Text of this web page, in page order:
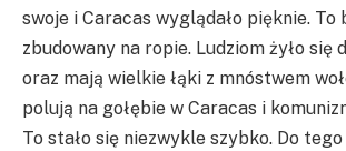
swoje i Caracas wyglądało pięknie. To
zbudowany na ropie. Ludziom żyło się
oraz mają wielkie łąki z mnóstwem
polują na gołębie w Caracas i
To stało się niezwykle szybko. Do